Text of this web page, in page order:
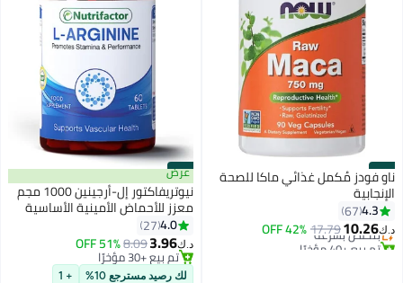
#27
ناو فودز مُكمل غذائي ماكا للصحة
الإنجابية
4.3
67
د.ك‏10.26
17.79
42% OFF بتخلّص بسرعة
تم بيع +40 مؤخرًا
بتخلّص بسرعة
#28
عرض
نيوتريفاكتور إل-أرجينين 1000 مجم
معزز للأحماض الأمينية الأساسية
للرجال للقوة والقدرة على التحمل
60 قرصًا
4.0
27
د.ك‏3.96
8.09
51% OFF
تم بيع +30 مؤخرًا
تم بيع +30 مؤخرًا
لك رصيد مسترجع 10% + 1